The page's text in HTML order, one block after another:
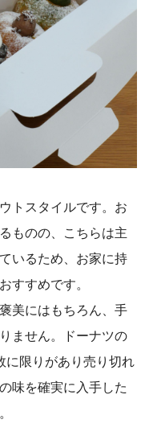
トスタイルです。お
ものの、こちらは主
いるため、お家に持
すすめです。
美にはもちろん、手
ません。ドーナツの
に限りがあり売り切れ
味を確実に入手した